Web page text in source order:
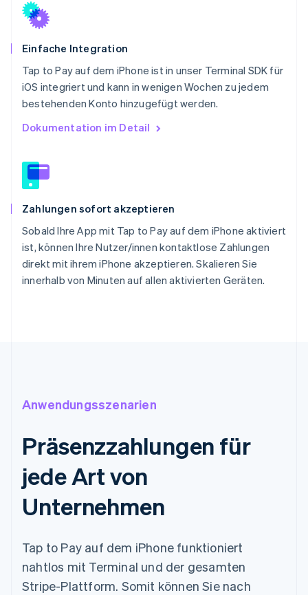
Einfache Integration
Tap to Pay auf dem iPhone ist in unser Terminal SDK für
iOS integriert und kann in wenigen Wochen zu jedem
bestehenden Konto hinzugefügt werden.
Dokumentation im Detail
Zahlungen sofort akzeptieren
Sobald Ihre App mit Tap to Pay auf dem iPhone aktiviert
ist, können Ihre Nutzer/innen kontaktlose Zahlungen
direkt mit ihrem iPhone akzeptieren. Skalieren Sie
innerhalb von Minuten auf allen aktivierten Geräten.
Anwendungsszenarien
Präsenzzahlungen für
jede Art von
Unternehmen
Tap to Pay auf dem iPhone funktioniert
nahtlos mit Terminal und der gesamten
Stripe-Plattform. Somit können Sie nach